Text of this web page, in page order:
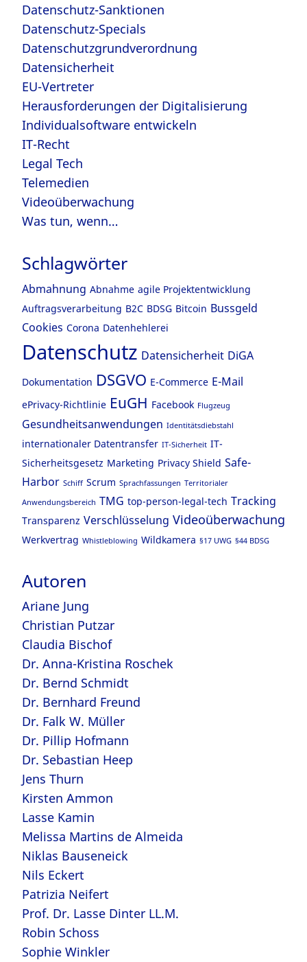
Datenschutz-Sanktionen
Datenschutz-Specials
Datenschutzgrundverordnung
Datensicherheit
EU-Vertreter
Herausforderungen der Digitalisierung
Individualsoftware entwickeln
IT-Recht
Legal Tech
Telemedien
Videoüberwachung
Was tun, wenn…
Schlagwörter
Abmahnung Abnahme agile Projektentwicklung
Auftragsverarbeitung B2C BDSG Bitcoin Bussgeld
Cookies Corona Datenhehlerei
Datenschutz Datensicherheit DiGA
Dokumentation DSGVO E-Commerce E-Mail
ePrivacy-Richtlinie EuGH Facebook Flugzeug
Gesundheitsanwendungen Identitätsdiebstahl
internationaler Datentransfer IT-Sicherheit IT-
Sicherheitsgesetz Marketing Privacy Shield Safe-
Harbor Schiff Scrum Sprachfassungen Territorialer
Anwendungsbereich TMG top-person-legal-tech Tracking
Transparenz Verschlüsselung Videoüberwachung
Werkvertrag Whistleblowing Wildkamera §17 UWG §44 BDSG
Autoren
Ariane Jung
Christian Putzar
Claudia Bischof
Dr. Anna-Kristina Roschek
Dr. Bernd Schmidt
Dr. Bernhard Freund
Dr. Falk W. Müller
Dr. Pillip Hofmann
Dr. Sebastian Heep
Jens Thurn
Kirsten Ammon
Lasse Kamin
Melissa Martins de Almeida
Niklas Bauseneick
Nils Eckert
Patrizia Neifert
Prof. Dr. Lasse Dinter LL.M.
Robin Schoss
Sophie Winkler